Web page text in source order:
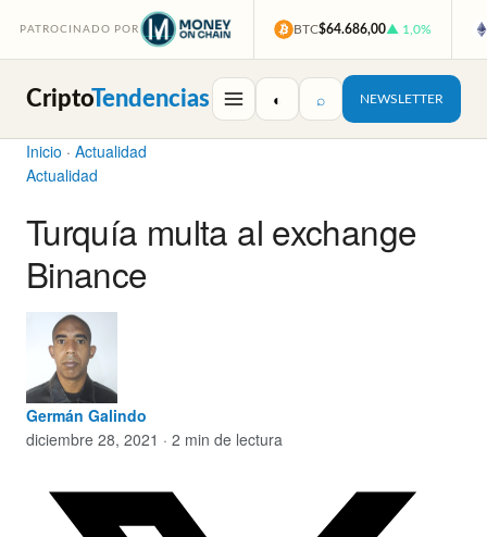
PATROCINADO POR BTC$64.686,00▲ 1,0%
CriptoTendencias ◐ ⌕ NEWSLETTER
Inicio · Actualidad
Actualidad
Turquía multa al exchange
Binance
Germán Galindo
diciembre 28, 2021 · 2 min de lectura